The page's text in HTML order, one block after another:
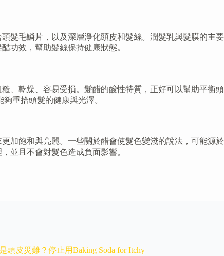
髮毛鱗片，以及深層淨化頭皮和髮絲。潤髮乳與髮膜的主要
功效，幫助髮絲保持健康狀態。
、乾燥、容易受損。髮醋的酸性特質，正好可以幫助平衡頭
重拾頭髮的健康與光澤。
加飽和與亮麗。一些關於醋會使髮色變淺的說法，可能源於
並且不會對髮色造成負面影響。
頭皮災難？停止用Baking Soda for Itchy